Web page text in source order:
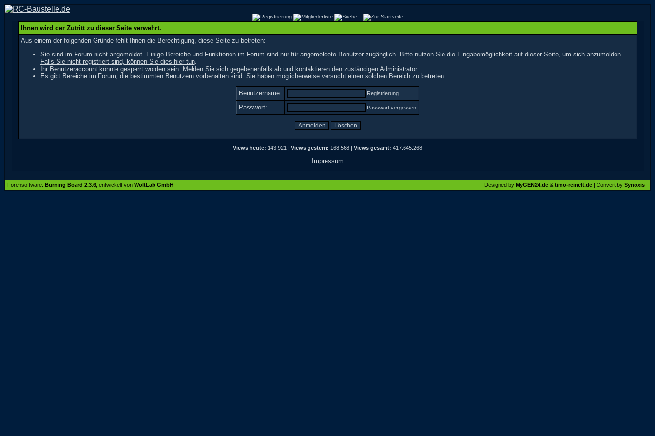
Ihnen wird der Zutritt zu dieser Seite verwehrt.
Aus einem der folgenden Gründe fehlt Ihnen die Berechtigung, diese Seite zu betreten:
Sie sind im Forum nicht angemeldet. Einige Bereiche und Funktionen im Forum sind nur für angemeldete Benutzer zugänglich. Bitte nutzen Sie die Eingabemöglichkeit auf dieser Seite, um sich anzumelden.
Falls Sie nicht registriert sind, können Sie dies hier tun.
Ihr Benutzeraccount könnte gesperrt worden sein. Melden Sie sich gegebenenfalls ab und kontaktieren den zuständigen Administrator.
Es gibt Bereiche im Forum, die bestimmten Benutzern vorbehalten sind. Sie haben möglicherweise versucht einen solchen Bereich zu betreten.
Benutzername: Registrierung
Passwort: Passwort vergessen
Views heute: 143.921 | Views gestern: 168.568 | Views gesamt: 417.645.268
Impressum
Forensoftware: Burning Board 2.3.6 , entwickelt von WoltLab GmbH Designed by MyGEN24.de & timo-reinelt.de | Convert by Synoxis